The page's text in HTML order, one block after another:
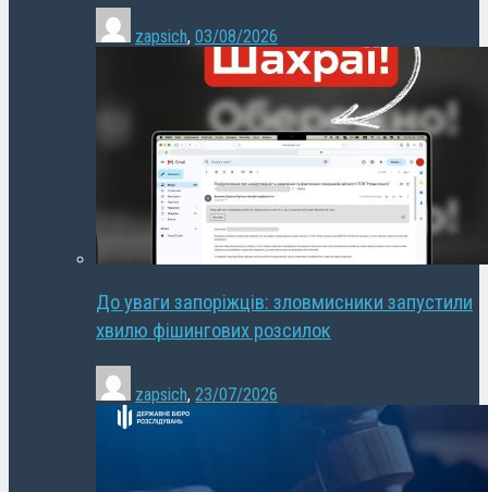
zapsich, 03/08/2026
До уваги запоріжців: зловмисники запустили
хвилю фішингових розсилок
zapsich, 23/07/2026